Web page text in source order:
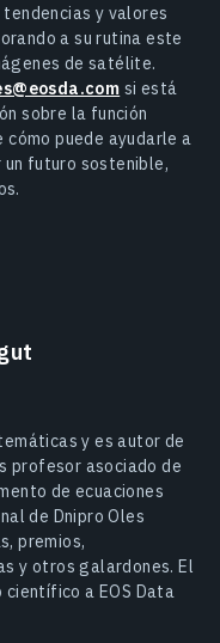
y valores
a su rutina este
de satélite.
si está
sobre la función
puede ayudarle a
futuro sostenible,
y es autor de
profesor asociado de
de ecuaciones
de Dnipro Oles
premios,
y otros galardones. El
a EOS Data